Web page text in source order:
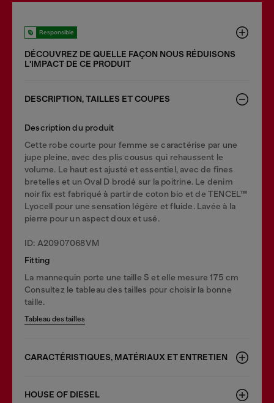
Responsible
DÉCOUVREZ DE QUELLE FAÇON NOUS RÉDUISONS
LʹIMPACT DE CE PRODUIT
DESCRIPTION, TAILLES ET COUPES
Description du produit
Cette robe courte pour femme se caractérise par une
jupe pleine, avec des plis cousus qui rehaussent le
volume. Le haut est ajusté et essentiel, avec de fines
bretelles et un Oval D brodé sur la poitrine. Le denim
noir fix est fabriqué à partir de coton bio et de TENCEL™
Lyocell pour une sensation légère et fluide. Lavée à la
pierre pour un aspect doux et usé.
ID: A20907068VM
Fitting
La mannequin porte une taille S et elle mesure 175 cm
Consultez le tableau des tailles pour choisir la bonne
taille.
Tableau des tailles
CARACTÉRISTIQUES, MATÉRIAUX ET ENTRETIEN
HOUSE OF DIESEL